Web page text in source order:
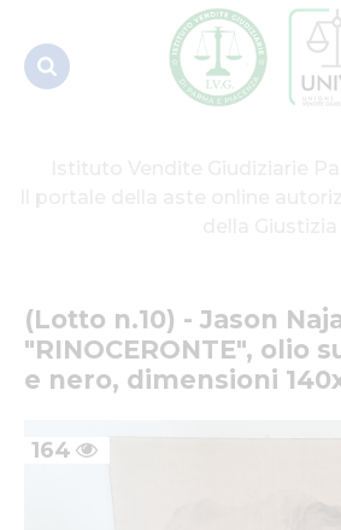
nero, dim...
(Lotto n.10) - Jason
"RINOCERONTE", olio
e nero, dimensioni
164